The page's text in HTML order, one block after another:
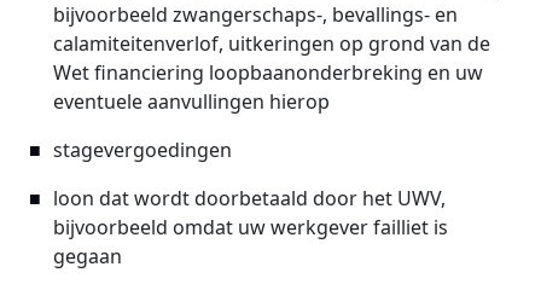
bijvoorbeeld zwangerschaps-, bevallings- en
calamiteitenverlof, uitkeringen op grond van de
Wet financiering loopbaanonderbreking en uw
eventuele aanvullingen hierop
stagevergoedingen
loon dat wordt doorbetaald door het UWV,
bijvoorbeeld omdat uw werkgever failliet is
gegaan